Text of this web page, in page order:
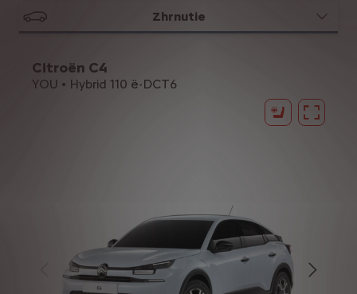
Zhrnutie
Citroën C4
YOU • Hybrid 110 ë-DCT6